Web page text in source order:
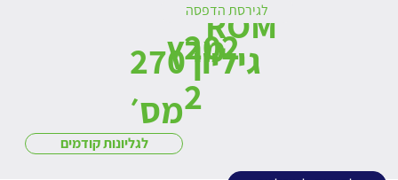
ROM
270 גיליון
מס׳
לגליונות קודמים
מרץ
202
2
לגירסת הדפסה